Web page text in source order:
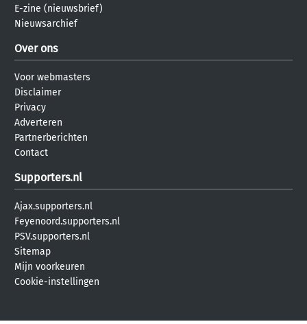
E-zine (nieuwsbrief)
Nieuwsarchief
Over ons
Voor webmasters
Disclaimer
Privacy
Adverteren
Partnerberichten
Contact
Supporters.nl
Ajax.supporters.nl
Feyenoord.supporters.nl
PSV.supporters.nl
Sitemap
Mijn voorkeuren
Cookie-instellingen